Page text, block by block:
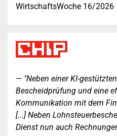
WirtschaftsWoche 16/2026
"Neben einer KI-
Bescheidprüfung und eine
Kommunikation mit dem
[...] Neben
Dienst nun auch